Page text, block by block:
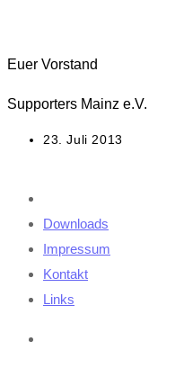
Euer Vorstand
Supporters Mainz e.V.
Beitrag
23. Juli 2013
Downloads
Impressum
Kontakt
Links